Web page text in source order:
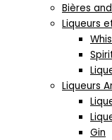
Bières
Liqueurs
Liqueurs
Gin